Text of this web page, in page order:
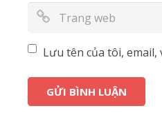
Lưu tên của tôi,